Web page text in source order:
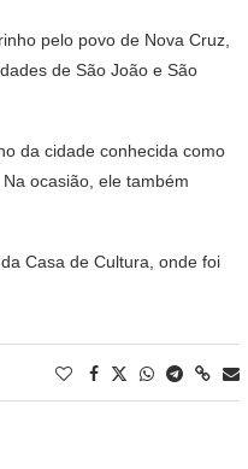
pelo povo de Nova Cruz,
de São João e São
da cidade conhecida como
ocasião, ele também
Casa de Cultura, onde foi